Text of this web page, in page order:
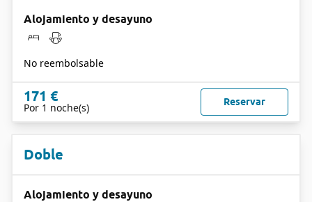
Alojamiento y desayuno
No reembolsable
171 €
Por 1 noche(s) Reservar
Doble
Alojamiento y desayuno